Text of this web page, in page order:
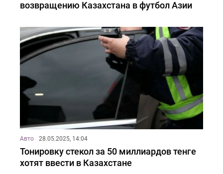
возвращению Казахстана в футбол Азии
Авто 28.05.2025, 14:04
Тонировку стекол за 50 миллиардов тенге
хотят ввести в Казахстане